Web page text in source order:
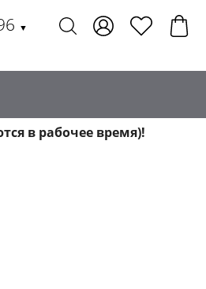
▼
в рабочее время)!